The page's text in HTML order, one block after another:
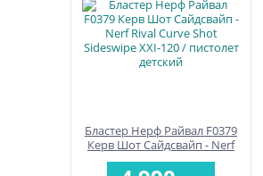
Бластер Нерф Райвал F0379
Керв Шот Сайдсвайп - Nerf
Rival Curve Shot Sideswipe